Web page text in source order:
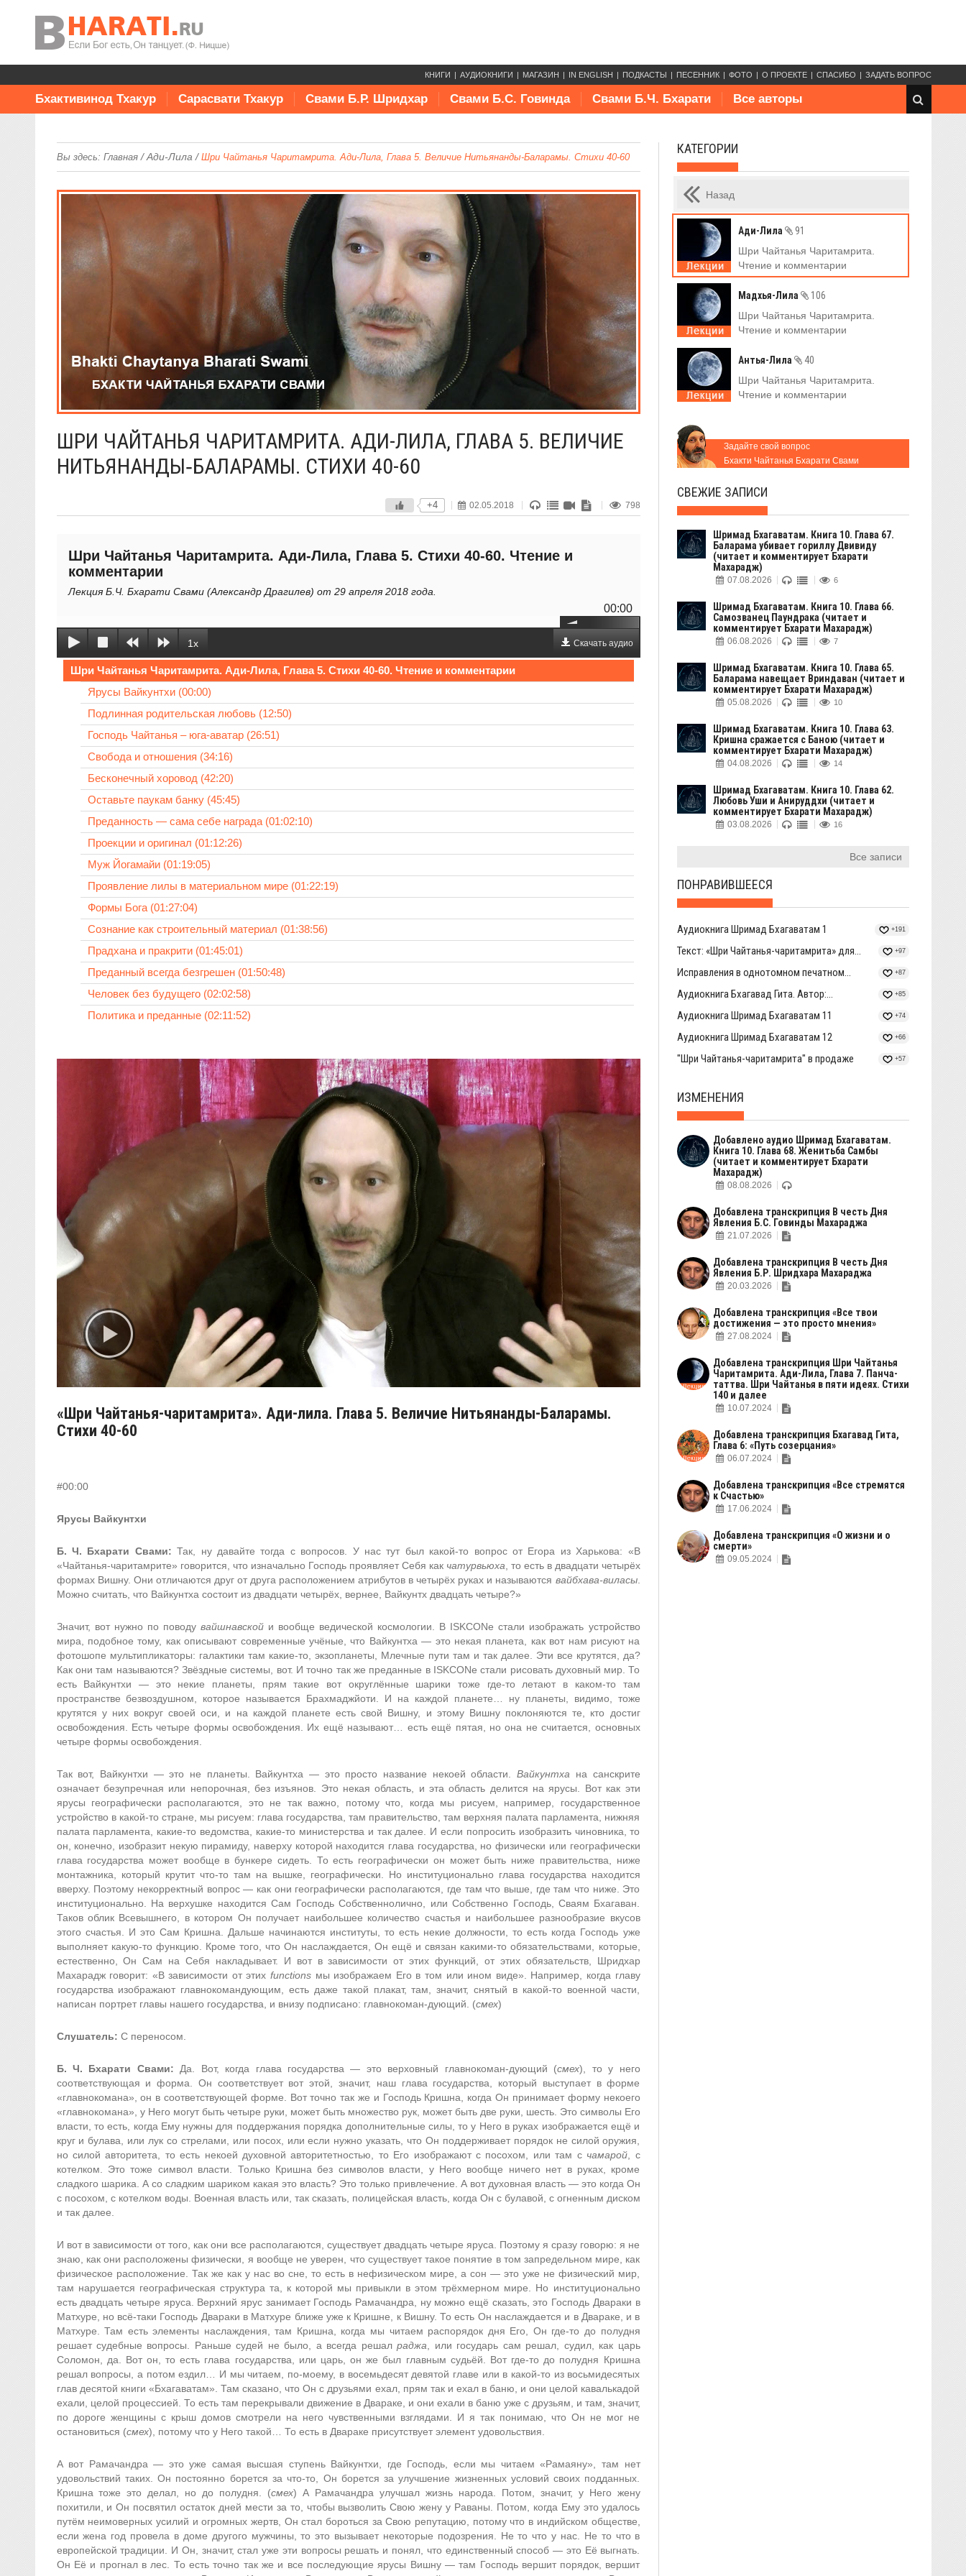
КНИГИ АУДИОКНИГИ МАГАЗИН IN ENGLISH ПОДКАСТЫ ПЕСЕННИК ФОТО О ПРОЕКТЕ СПАСИБО ЗАДАТЬ ВОПРОС
Бхактивинод Тхакур Сарасвати Тхакур Свами Б.Р. Шридхар Свами Б.С. Говинда Свами Б.Ч. Бхарати Все авторы
Вы здесь: Главная/Ади-Лила / Шри Чайтанья Чаритамрита. Ади-Лила, Глава 5. Величие Нитьянанды‑Баларамы. Стихи 40-60
ШРИ ЧАЙТАНЬЯ ЧАРИТАМРИТА. АДИ-ЛИЛА, ГЛАВА 5. ВЕЛИЧИЕ
НИТЬЯНАНДЫ‑БАЛАРАМЫ. СТИХИ 40-60
+4 02.05.2018 798
Шри Чайтанья Чаритамрита. Ади-Лила, Глава 5. Стихи 40-60. Чтение и
комментарии
Лекция Б.Ч. Бхарати Свами (Александр Драгилев) от 29 апреля 2018 года.
00:00
1x Скачать аудио
Шри Чайтанья Чаритамрита. Ади-Лила, Глава 5. Стихи 40-60. Чтение и комментарии
Ярусы Вайкунтхи (00:00)
Подлинная родительская любовь (12:50)
Господь Чайтанья – юга-аватар (26:51)
Свобода и отношения (34:16)
Бесконечный хоровод (42:20)
Оставьте паукам банку (45:45)
Преданность — сама себе награда (01:02:10)
Проекции и оригинал (01:12:26)
Муж Йогамайи (01:19:05)
Проявление лилы в материальном мире (01:22:19)
Формы Бога (01:27:04)
Сознание как строительный материал (01:38:56)
Прадхана и пракрити (01:45:01)
Преданный всегда безгрешен (01:50:48)
Человек без будущего (02:02:58)
Политика и преданные (02:11:52)
«Шри Чайтанья-чаритамрита». Ади-лила. Глава 5. Величие Нитьянанды-Баларамы.
Стихи 40-60
#00:00
Ярусы Вайкунтхи
Б. Ч. Бхарати Свами: Так, ну давайте тогда с вопросов. У нас тут был какой-то вопрос от Егора из Харькова: «В
«Чайтанья-чаритамрите» говорится, что изначально Господь проявляет Себя как чатурвьюха , то есть в двадцати четырёх
формах Вишну. Они отличаются друг от друга расположением атрибутов в четырёх руках и называются вайбхава-виласы.
Можно считать, что Вайкунтха состоит из двадцати четырёх, вернее, Вайкунтх двадцать четыре?»
Значит, вот нужно по поводу вайшнавскойи вообще ведической космологии. В ISKCONе стали изображать устройство
мира, подобное тому, как описывают современные учёные, что Вайкунтха — это некая планета, как вот нам рисуют на
фотошопе мультипликаторы: галактики там какие-то, экзопланеты, Млечные пути там и так далее. Эти все крутятся, да?
Как они там называются? Звёздные системы, вот. И точно так же преданные в ISKCONе стали рисовать духовный мир. То
есть Вайкунтхи — это некие планеты, прям такие вот округлённые шарики тоже где-то летают в каком-то там
пространстве безвоздушном, которое называется Брахмаджйоти. И на каждой планете… ну планеты, видимо, тоже
крутятся у них вокруг своей оси, и на каждой планете есть свой Вишну, и этому Вишну поклоняются те, кто достиг
освобождения. Есть четыре формы освобождения. Их ещё называют… есть ещё пятая, но она не считается, основных
четыре формы освобождения.
Так вот, Вайкунтхи — это не планеты. Вайкунтха — это просто название некоей области.Вайкунтха на санскрите
означает безупречная или непорочная, без изъянов. Это некая область, и эта область делится на ярусы. Вот как эти
ярусы географически располагаются, это не так важно, потому что, когда мы рисуем, например, государственное
устройство в какой-то стране, мы рисуем: глава государства, там правительство, там верхняя палата парламента, нижняя
палата парламента, какие-то ведомства, какие-то министерства и так далее. И если попросить изобразить чиновника, то
он, конечно, изобразит некую пирамиду, наверху которой находится глава государства, но физически или географически
глава государства может вообще в бункере сидеть. То есть географически он может быть ниже правительства, ниже
монтажника, который крутит что-то там на вышке, географически. Но институционально глава государства находится
вверху. Поэтому некорректный вопрос — как они географически располагаются, где там что выше, где там что ниже. Это
институционально. На верхушке находится Сам Господь Собственнолично, или Собственно Господь, Сваям Бхагаван.
Таков облик Всевышнего, в котором Он получает наибольшее количество счастья и наибольшее разнообразие вкусов
этого счастья. И это Сам Кришна. Дальше начинаются институты, то есть некие должности, то есть когда Господь уже
выполняет какую-то функцию. Кроме того, что Он наслаждается, Он ещё и связан какими-то обязательствами, которые,
естественно, Он Сам на Себя накладывает. И вот в зависимости от этих функций, от этих обязательств, Шридхар
Махарадж говорит: «В зависимости от этихfunctions мы изображаем Его в том или ином виде». Например, когда главу
государства изображают главнокомандующим, есть даже такой плакат, там, значит, снятый в какой-то военной части,
написан портрет главы нашего государства, и внизу подписано: главнокоман-дующий. (смех)
Слушатель: С переносом.
Б. Ч. Бхарати Свами: Да. Вот, когда глава государства — это верховный главнокоман-дующий (смех), то у него
соответствующая и форма. Он соответствует вот этой, значит, наш глава государства, который выступает в форме
«главнокомана», он в соответствующей форме. Вот точно так же и Господь Кришна, когда Он принимает форму некоего
«главнокомана», у Него могут быть четыре руки, может быть множество рук, может быть две руки, шесть. Это символы Его
власти, то есть, когда Ему нужны для поддержания порядка дополнительные силы, то у Него в руках изображается ещё и
круг и булава, или лук со стрелами, или посох, или если нужно указать, что Он поддерживает порядок не силой оружия,
но силой авторитета, то есть некоей духовной авторитетностью, то Его изображают с посохом, или там с чамарой , с
котелком. Это тоже символ власти. Только Кришна без символов власти, у Него вообще ничего нет в руках, кроме
сладкого шарика. А со сладким шариком какая это власть? Это только привлечение. А вот духовная власть — это когда Он
с посохом, с котелком воды. Военная власть или, так сказать, полицейская власть, когда Он с булавой, с огненным диском
и так далее.
И вот в зависимости от того, как они все располагаются, существует двадцать четыре яруса. Поэтому я сразу говорю: я не
знаю, как они расположены физически, я вообще не уверен, что существует такое понятие в том запредельном мире, как
физическое расположение. Так же как у нас во сне, то есть в нефизическом мире, а сон — это уже не физический мир,
там нарушается географическая структура та, к которой мы привыкли в этом трёхмерном мире. Но институционально
есть двадцать четыре яруса. Верхний ярус занимает Господь Рамачандра, ну можно ещё сказать, это Господь Двараки в
Матхуре, но всё-таки Господь Двараки в Матхуре ближе уже к Кришне, к Вишну. То есть Он наслаждается и в Двараке, и в
Матхуре. Там есть элементы наслаждения, там Кришна, когда мы читаем распорядок дня Его, Он где-то до полудня
решает судебные вопросы. Раньше судей не было, а всегда решалраджа , или государь сам решал, судил, как царь
Соломон, да. Вот он, то есть глава государства, или царь, он же был главным судьёй. Вот где-то до полудня Кришна
решал вопросы, а потом ездил… И мы читаем, по-моему, в восемьдесят девятой главе или в какой-то из восьмидесятых
глав десятой книги «Бхагаватам». Там сказано, что Он с друзьями ехал, прям так и ехал в баню, и они целой кавалькадой
ехали, целой процессией. То есть там перекрывали движение в Двараке, и они ехали в баню уже с друзьям, и там, значит,
по дороге женщины с крыш домов смотрели на него чувственными взглядами. И я так понимаю, что Он не мог не
остановиться (смех), потому что у Него такой… То есть в Двараке присутствует элемент удовольствия.
А вот Рамачандра — это уже самая высшая ступень Вайкунтхи, где Господь, если мы читаем «Рамаяну», там нет
удовольствий таких. Он постоянно борется за что-то, Он борется за улучшение жизненных условий своих подданных.
Кришна тоже это делал, но до полудня. (смех) А Рамачандра улучшал жизнь народа. Потом, значит, у Него жену
похитили, и Он посвятил остаток дней мести за то, чтобы вызволить Свою жену у Раваны. Потом, когда Ему это удалось
путём неимоверных усилий и огромных жертв, Он стал бороться за Свою репутацию, потому что в индийском обществе,
если жена год провела в доме другого мужчины, то это вызывает некоторые подозрения. Не то что у нас. Не то что в
европейской традиции. И Он, значит, стал уже эти вопросы решать и понял, что единственный способ — это Её выгнать.
Он Её и прогнал в лес. То есть точно так же и все последующие ярусы Вишну — там Господь вершит порядок, вершит
КАТЕГОРИИ
Назад
Ади-Лила
91
Шри Чайтанья Чаритамрита.
Чтение и комментарии
Мадхья-Лила
106
Шри Чайтанья Чаритамрита.
Чтение и комментарии
Антья-Лила
40
Шри Чайтанья Чаритамрита.
Чтение и комментарии
Задайте свой вопрос
Бхакти Чайтанья Бхарати Свами
СВЕЖИЕ ЗАПИСИ
Шримад Бхагаватам. Книга 10. Глава 67.
Баларама убивает гориллу Двивиду
(читает и комментирует Бхарати
Махарадж)
07.08.2026 6
Шримад Бхагаватам. Книга 10. Глава 66.
Самозванец Паундрака (читает и
комментирует Бхарати Махарадж)
06.08.2026 7
Шримад Бхагаватам. Книга 10. Глава 65.
Баларама навещает Вриндаван (читает и
комментирует Бхарати Махарадж)
05.08.2026 10
Шримад Бхагаватам. Книга 10. Глава 63.
Кришна сражается с Баною (читает и
комментирует Бхарати Махарадж)
04.08.2026 14
Шримад Бхагаватам. Книга 10. Глава 62.
Любовь Уши и Анируддхи (читает и
комментирует Бхарати Махарадж)
03.08.2026 16
Все записи
ПОНРАВИВШЕЕСЯ
Аудиокнига Шримад Бхагаватам 1 +191
Текст: «Шри Чайтанья-чаритамрита» для... +97
Исправления в однотомном печатном... +87
Аудиокнига Бхагавад Гита. Автор:... +85
Аудиокнига Шримад Бхагаватам 11 +74
Аудиокнига Шримад Бхагаватам 12 +66
"Шри Чайтанья-чаритамрита" в продаже +57
ИЗМЕНЕНИЯ
Добавлено аудио Шримад Бхагаватам.
Книга 10. Глава 68. Женитьба Самбы
(читает и комментирует Бхарати
Махарадж)
08.08.2026
Добавлена транскрипция В честь Дня
Явления Б.С. Говинды Махараджа
21.07.2026
Добавлена транскрипция В честь Дня
Явления Б.Р. Шридхара Махараджа
20.03.2026
Добавлена транскрипция «Все твои
достижения — это просто мнения»
27.08.2024
Добавлена транскрипция Шри Чайтанья
Чаритамрита. Ади-Лила, Глава 7. Панча-
таттва. Шри Чайтанья в пяти идеях. Стихи
140 и далее
10.07.2024
Добавлена транскрипция Бхагавад Гита,
Глава 6: «Путь созерцания»
06.07.2024
Добавлена транскрипция «Все стремятся
к Счастью»
17.06.2024
Добавлена транскрипция «О жизни и о
смерти»
09.05.2024